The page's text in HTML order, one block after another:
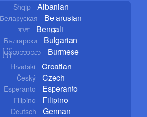
Shqip Albanian
Беларуская Belarusian
বাংলা Bengali
Български Bulgarian
မြန်မာဘာသာ Burmese
Hrvatski Croatian
Český Czech
Esperanto Esperanto
Filipino Filipino
Deutsch German